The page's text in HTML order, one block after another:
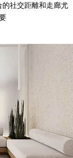
社交距離和走廊尤